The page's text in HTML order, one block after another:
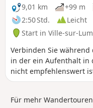
9,01 km
+99 m
2:50 Std.
Leicht
Start in Ville-sur-
Verbinden Sie während
in der ein Aufenthalt in
nicht empfehlenswert
Straßen drei Dörfer der
und ermöglicht es
Für mehr